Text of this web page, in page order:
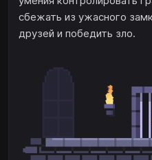
сбежать из ужасного
друзей и победить зло.